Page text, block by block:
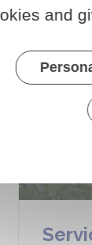
and